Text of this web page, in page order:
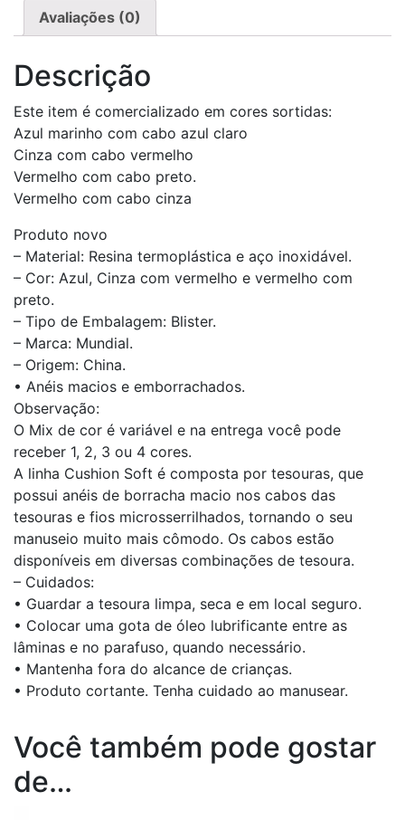
Avaliações (0)
Descrição
Este item é comercializado em cores sortidas:
Azul marinho com cabo azul claro
Cinza com cabo vermelho
Vermelho com cabo preto.
Vermelho com cabo cinza
Produto novo
– Material: Resina termoplástica e aço inoxidável.
– Cor: Azul, Cinza com vermelho e vermelho com
preto.
– Tipo de Embalagem: Blister.
– Marca: Mundial.
– Origem: China.
• Anéis macios e emborrachados.
Observação:
O Mix de cor é variável e na entrega você pode
receber 1, 2, 3 ou 4 cores.
A linha Cushion Soft é composta por tesouras, que
possui anéis de borracha macio nos cabos das
tesouras e fios microsserrilhados, tornando o seu
manuseio muito mais cômodo. Os cabos estão
disponíveis em diversas combinações de tesoura.
– Cuidados:
• Guardar a tesoura limpa, seca e em local seguro.
• Colocar uma gota de óleo lubrificante entre as
lâminas e no parafuso, quando necessário.
• Mantenha fora do alcance de crianças.
• Produto cortante. Tenha cuidado ao manusear.
Você também pode gostar
de…